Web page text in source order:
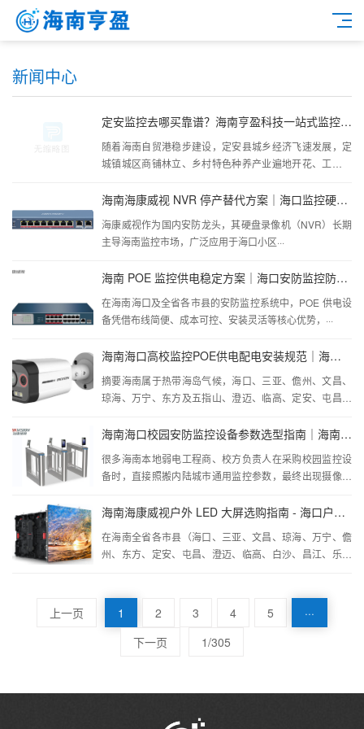
新闻中心
定安监控去哪买靠谱？海南亨盈科技一站式监控采购 + 上门安装
随着海南自贸港稳步建设，定安县城乡经济飞速发展，定
城镇城区商铺林立、乡村特色种养产业遍地开花、工业园
海南海康威视 NVR 停产替代方案｜海口监控硬盘录像机选型指南 - 海南亨盈科技
海康威视作为国内安防龙头，其硬盘录像机（NVR）长期
主导海南监控市场，广泛应用于海口小区···
海南 POE 监控供电稳定方案｜海口安防监控防断电全攻略 - 海南亨盈科技
在海南海口及全省各市县的安防监控系统中，POE 供电设
备凭借布线简便、成本可控、安装灵活等核心优势，···
海南海口高校监控POE供电配电安装规范｜海南各市县校园监控防断电长效运维方案
摘要海南属于热带海岛气候，海口、三亚、儋州、文昌、
琼海、万宁、东方及五指山、澄迈、临高、定安、屯昌、
海南海口校园安防监控设备参数选型指南｜海南各市县校园监控系统搭建方案
很多海南本地弱电工程商、校方负责人在采购校园监控设
备时，直接照搬内陆城市通用监控参数，最终出现摄像头
海南海康威视户外 LED 大屏选购指南 - 海口户外 LED 显示屏选型 - 海南亨盈科技
在海南全省各市县（海口、三亚、文昌、琼海、万宁、儋
州、东方、定安、屯昌、澄迈、临高、白沙、昌江、乐东
上一页 1 2 3 4 5
···
下一页
1/305